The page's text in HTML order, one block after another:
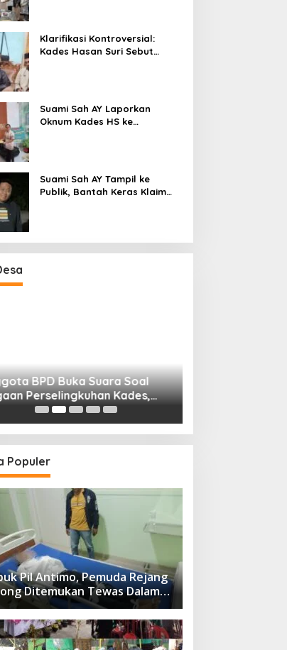
Klarifikasi Kontroversial:
Kades Hasan Suri Sebut
Suami Sah AY Laporkan
Oknum Kades HS ke
Suami Sah AY Tampil ke
Publik, Bantah Keras Klaim
BPD Buka Suara Soal
Perselingkuhan Kades,
Kepahiang Pastikan
Panggil Kades Suro Muncar
Bantah Tegas
Populer
Pil Antimo, Pemuda Rejang
Ditemukan Tewas Dalam